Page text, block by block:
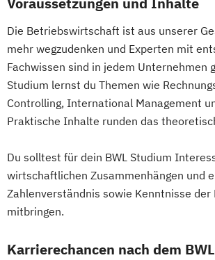
Beratung und
Eventmanagement Facility
Accounting und Taxation (DE/EN)
Finanzmanagement
Fintech Fitnessökonomie
Gartenbau General
Gerontologie
Gesundheits- und
Gesundheitspsychologie
Die Betriebswirtschaft ist aus unserer
mehr wegzudenken und Experten mit
Fachwissen sind in jedem Unternehmen
Studium lernst du Themen wie
Controlling, International Management
Praktische Inhalte runden das
Du solltest für dein BWL Studium
wirtschaftlichen Zusammenhängen und
Zahlenverständnis sowie Kenntnisse
mitbringen.
Karrierechancen nach dem